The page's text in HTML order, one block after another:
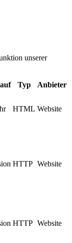
unserer
Typ Anbieter
HTML Website
HTTP Website
HTTP Website